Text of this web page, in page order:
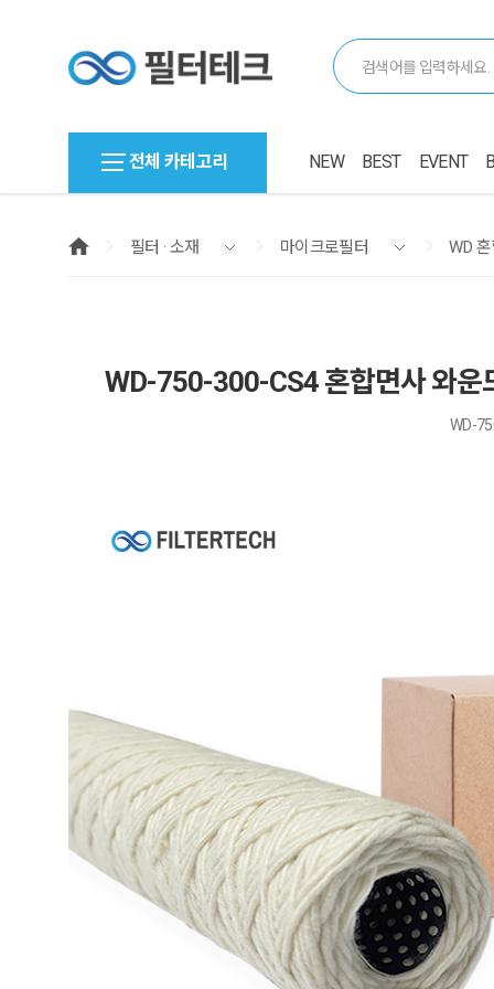
전체 카테고리 NEW BEST EVENT
필터 · 소재 마이크로필터 WD
WD-750-300-CS4 혼합면사 와운
WD-